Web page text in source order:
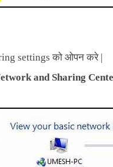
settings को ओपन करे |
and Sharing